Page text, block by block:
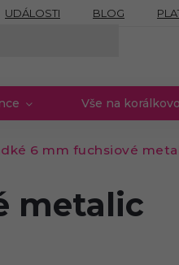
UDÁLOSTI BLOG
Vše na
6 mm fuchsiové
metalic